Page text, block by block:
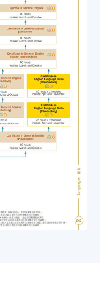
在香港大學專業
而無需辦理簽證
事先獲得批
就讀的學生；
的人士；和
的人士
做出適當的簽證
示許可證和/或簽